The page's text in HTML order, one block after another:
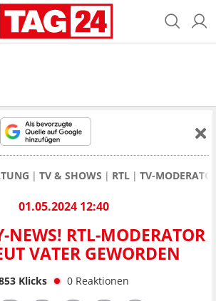
TV & SHOWS RTL TV-
01.05.2024 12:40
NEWS! RTL-MODERATOR I
VATER GEWORDEN
Klicks 0 Reaktionen